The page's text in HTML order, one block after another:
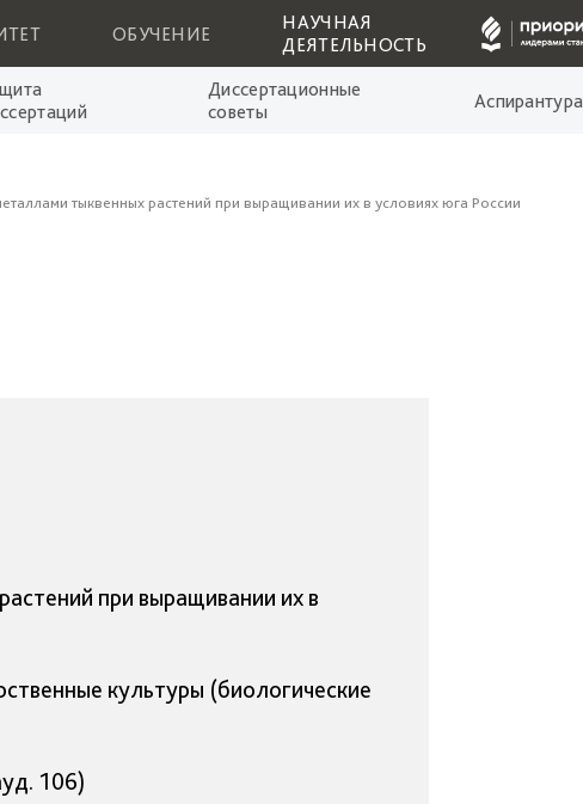
ОБУЧЕНИЕ
НАУЧНАЯ
ДЕЯТЕЛЬНОСТЬ
Диссертационные
советы
Аспирантура
тыквенных растений при выращивании их в условиях юга России
при выращивании их в
культуры (биологические
106)